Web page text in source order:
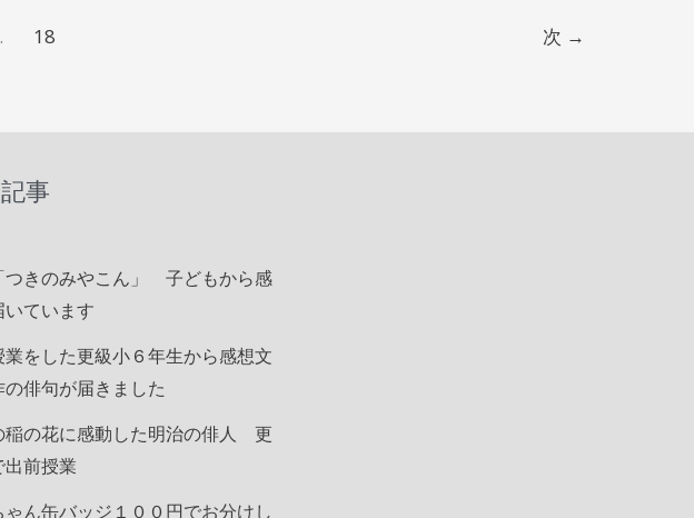
18 次 →
事
つきのみやこん」 子どもから感
いています
業をした更級小６年生から感想文
の俳句が届きました
稲の花に感動した明治の俳人 更
前授業
ゃん缶バッジ１００円でお分けし